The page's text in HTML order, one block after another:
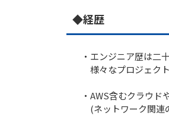
◆経歴
・エンジニア歴は二
様々なプロジェク
・AWS含むクラウド
(ネットワーク関連